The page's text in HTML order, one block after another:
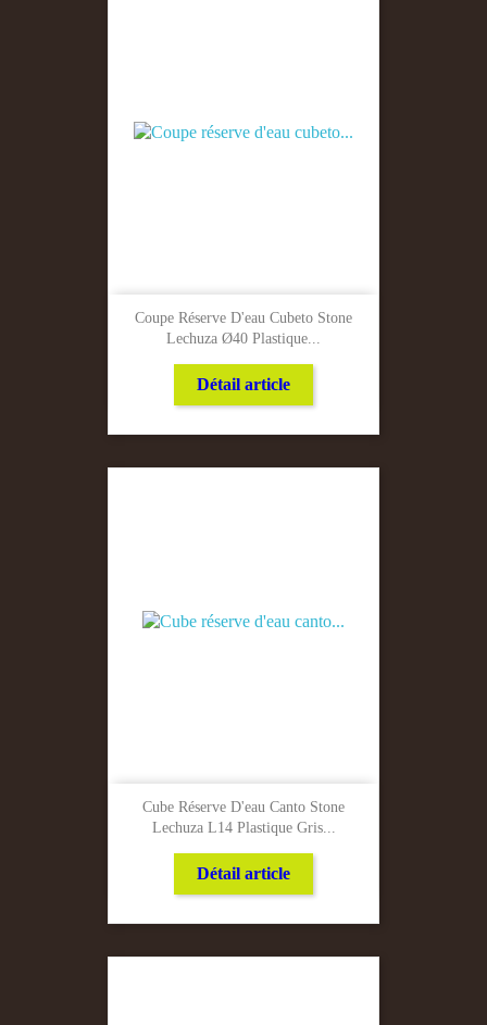
Coupe Réserve D'eau Cubeto Stone
Lechuza Ø40 Plastique...
Détail article
Cube Réserve D'eau Canto Stone
Lechuza L14 Plastique Gris...
Détail article